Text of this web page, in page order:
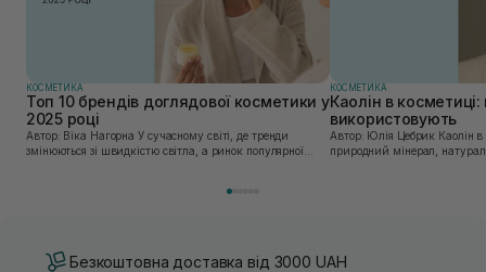
КОСМЕТИКА
Топ 10 брендів доглядової косметики у
2025 році
Автор: Віка Нагорна У сучасному світі, де тренди
змінюються зі швидкістю світла, а ринок популярної
КОСМЕТИКА
Каолін в
використовують
Автор: Юлія Цебрик Каолін в косметології – це
природний мінерал,
Безкоштовна доставка від 3000 UAH